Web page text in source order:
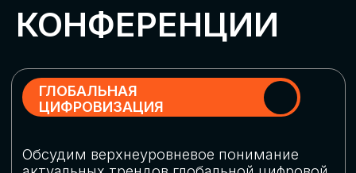
Обменяемся опытом, какие ИИ-решения
в маркетинге и продажах наиболее
рекламными кампаниями показывают
наибольшую эффективность
РОБОТИЗАЦИЯ